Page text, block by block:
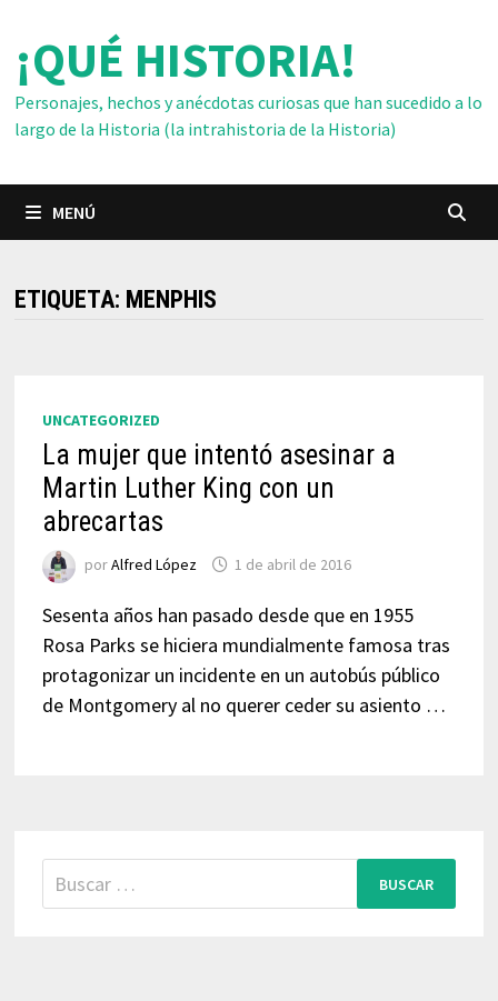
contenido
¡QUÉ HISTORIA!
Personajes, hechos y anécdotas curiosas que han sucedido a lo
largo de la Historia (la intrahistoria de la Historia)
MENÚ
ETIQUETA: MENPHIS
UNCATEGORIZED
La mujer que intentó asesinar a
Martin Luther King con un
abrecartas
porAlfred López 1 de abril de 2016
Sesenta años han pasado desde que en 1955
Rosa Parks se hiciera mundialmente famosa tras
protagonizar un incidente en un autobús público
de Montgomery al no querer ceder su asiento …
Buscar: